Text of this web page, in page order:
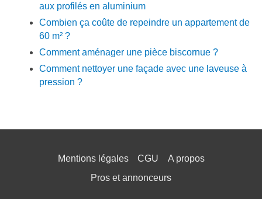
aux profilés en aluminium
Combien ça coûte de repeindre un appartement de
60 m² ?
Comment aménager une pièce biscornue ?
Comment nettoyer une façade avec une laveuse à
pression ?
Mentions légales CGU
A propos
Pros et annonceurs